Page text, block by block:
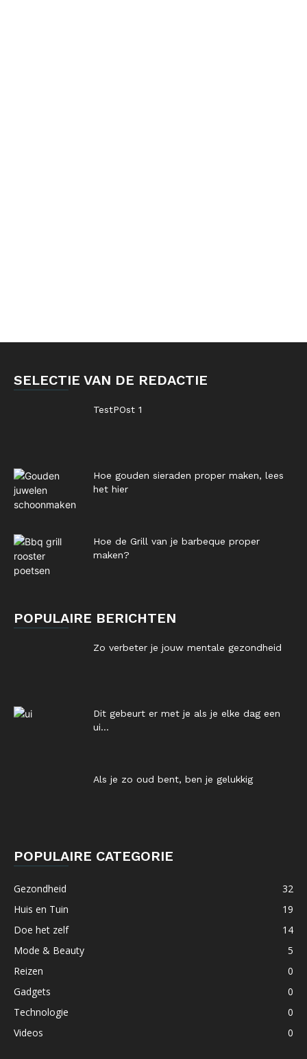
SELECTIE VAN DE REDACTIE
TestPOst 1
Hoe gouden sieraden proper maken, lees
het hier
Hoe de Grill van je barbeque proper
maken?
POPULAIRE BERICHTEN
Zo verbeter je jouw mentale gezondheid
Dit gebeurt er met je als je elke dag een
ui...
Als je zo oud bent, ben je gelukkig
POPULAIRE CATEGORIE
Gezondheid
32
Huis en Tuin
19
Doe het zelf
14
Mode & Beauty
5
Reizen
0
Gadgets
0
Technologie
0
Videos
0